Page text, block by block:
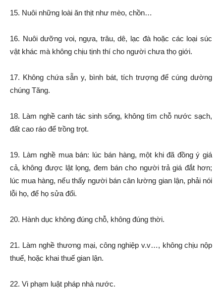
15. Nuôi những loài ăn thịt như mèo, chồn…
16. Nuôi dưỡng voi, ngựa, trâu, dê, lạc đà hoặc các loại súc
vật khác mà không chịu tịnh thí cho người chưa thọ giới.
17. Không chứa sẵn y, bình bát, tích trượng để cúng dường
chúng Tăng.
18. Làm nghề canh tác sinh sống, không tìm chỗ nước sạch,
đất cao ráo để trồng trọt.
19. Làm nghề mua bán: lúc bán hàng, một khi đã đồng ý giá
cả, không được lật lọng, đem bán cho người trả giá đắt hơn;
lúc mua hàng, nếu thấy người bán cân lường gian lận, phải nói
lỗi họ, để họ sửa đổi.
20. Hành dục không đúng chỗ, không đúng thời.
21. Làm nghề thương mại, công nghiệp v.v…, không chịu nộp
thuế, hoặc khai thuế gian lận.
22. Vi phạm luật pháp nhà nước.